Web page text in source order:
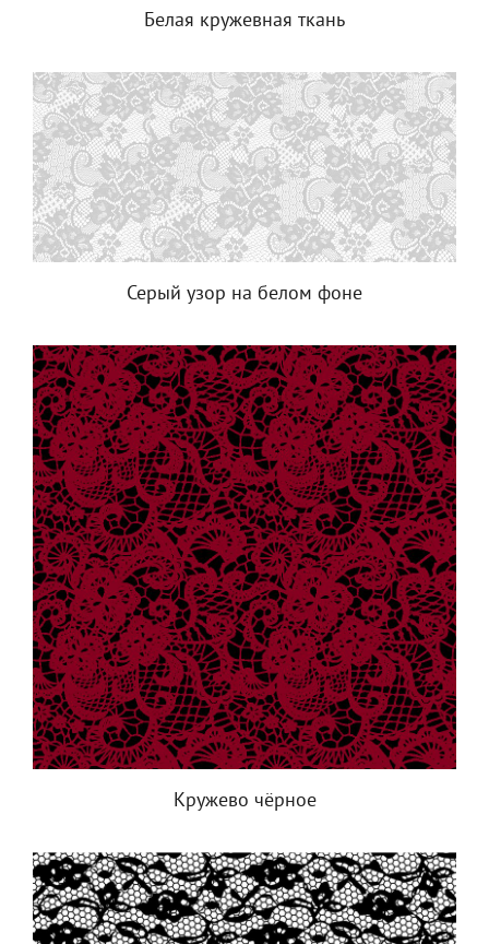
Белая кружевная ткань
Серый узор на белом фоне
Кружево чёрное